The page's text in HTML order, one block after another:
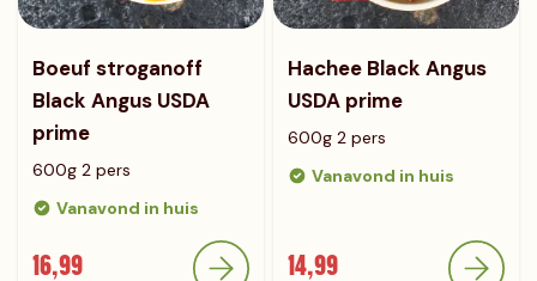
Boeuf stroganoff
Black Angus USDA
prime
600g 2 pers
Vanavond in huis
16,99
Hachee Black Angus
USDA prime
600g 2 pers
Vanavond in huis
14,99